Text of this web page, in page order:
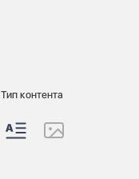
Тип контента